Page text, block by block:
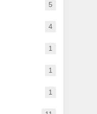
5
4
1
1
1